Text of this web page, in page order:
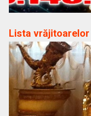
Lista vrăjitoarelor